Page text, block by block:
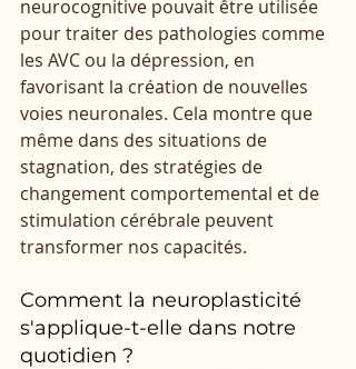
neurocognitive pouvait être utilisée
pour traiter des pathologies comme
les AVC ou la dépression, en
favorisant la création de nouvelles
voies neuronales. Cela montre que
même dans des situations de
stagnation, des stratégies de
changement comportemental et de
stimulation cérébrale peuvent
transformer nos capacités.
Comment la neuroplasticité
s'applique-t-elle dans notre
quotidien ?